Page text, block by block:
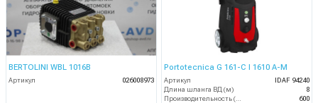
BERTOLINI WBL 1016B
Артикул 026008973
Portotecnica G 161-C I 1610 A-M
Артикул
IDAF 94240
Длина шланга ВД (м)
8
600